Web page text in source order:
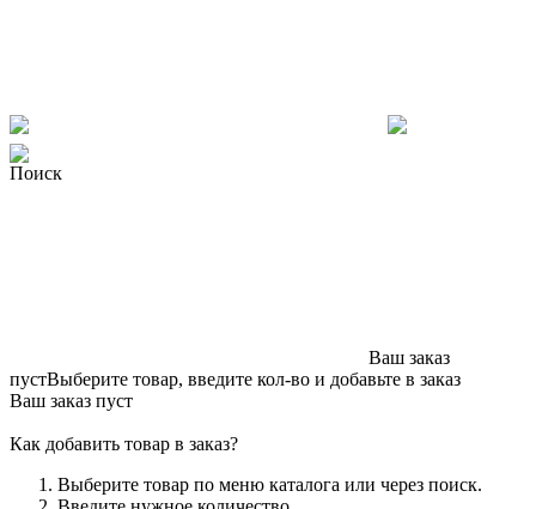
Поиск
Ваш заказ
пустВыберите товар, введите кол-во и добавьте в заказ
Ваш заказ пуст
Как добавить товар в заказ?
Выберите товар по меню каталога или через поиск.